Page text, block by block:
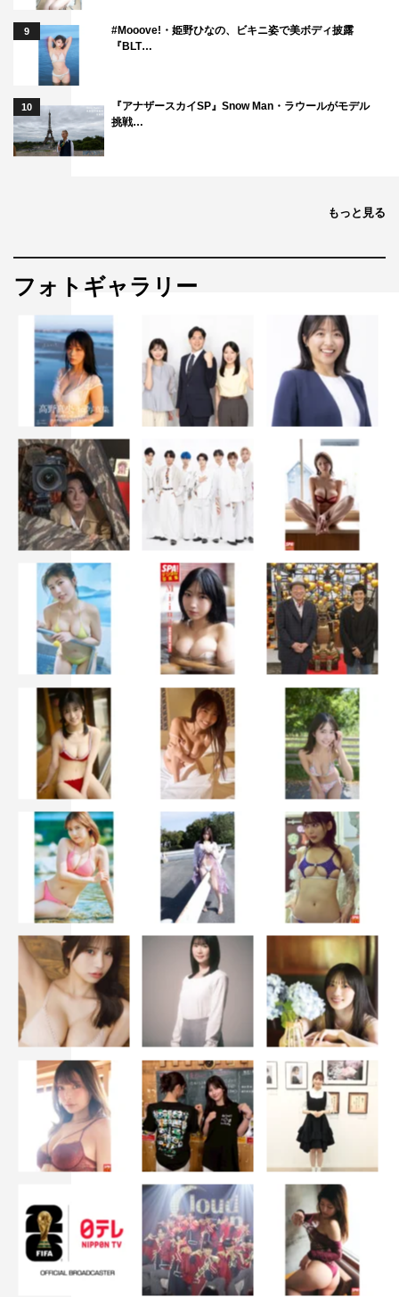
『15ヵ月連続 福山雅治 デビュー30周年特集』
WOWOWライブ
【放送日時】
「福山雅治 90’s Live Selection Vol.1」
WE’RE BROS.TOUR’98 〜LIKE A HURRICANE〜 LIVE &
ACOUSTIC SPECIAL – SING A SONG – 1
2020年11月8日（日）後8・00〜
「福山雅治 90’s Live Selection Vol.3」
MAGNUM LIVE
2020年12月放送予定
＜WEB＞
番組サイト：https://www.wowow.co.jp/fukuyama/
福山雅治
9
#Mooove!・姫野ひなの、ビキニ姿で美ボディ披露
『BLT…
10
『アナザースカイSP』Snow Man・ラウールがモデル
挑戦…
もっと見る
フォトギャラリー